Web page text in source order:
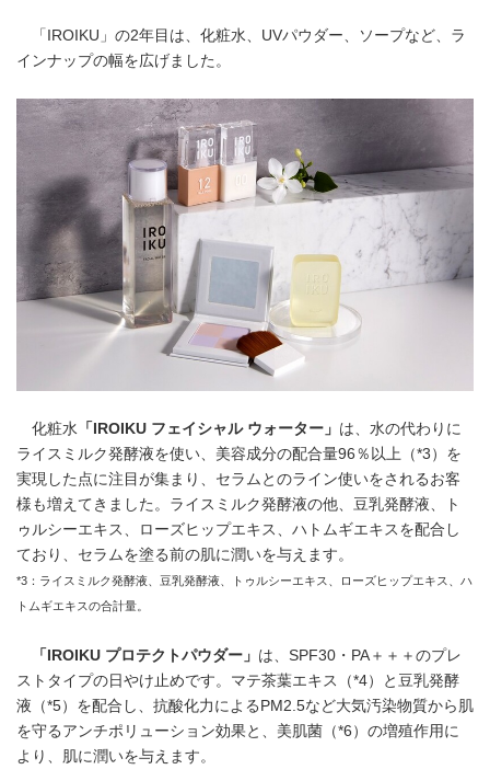
「IROIKU」の2年目は、化粧水、UVパウダー、ソープなど、ラ
インナップの幅を広げました。
化粧水 「 IROIKU フェイシャル ウォーター」 は、水の代わりに
ライスミルク発酵液を使い、美容成分の配合量96％以上（*3）を
実現した点に注目が集まり、セラムとのライン使いをされるお客
様も増えてきました。ライスミルク発酵液の他、豆乳発酵液、ト
ゥルシーエキス、ローズヒップエキス、ハトムギエキスを配合し
ており、セラムを塗る前の肌に潤いを与えます。
*3：ライスミルク発酵液、豆乳発酵液、トゥルシーエキス、ローズヒップエキス、ハ
トムギエキスの合計量。
「 IROIKU プロテクトパウダー」 は、SPF30・PA＋＋＋のプレ
ストタイプの日やけ止めです。マテ茶葉エキス（*4）と豆乳発酵
液（*5）を配合し、抗酸化力によるPM2.5など大気汚染物質から肌
を守るアンチポリューション効果と、美肌菌（*6）の増殖作用に
より、肌に潤いを与えます。